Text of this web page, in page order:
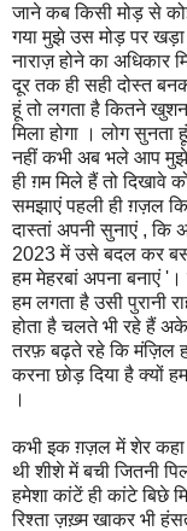
जाने कब किसी मोड़ से
गया मुझे उस मोड़ पर खड़ा
नाराज़ होने का अधिकार
दूर तक ही सही दोस्त
हूं तो लगता है कितने
मिला होगा । लोग
नहीं कभी अब भले आप मुझे
ही ग़म मिले हैं तो
समझाएं पहली ही ग़ज़ल
दास्तां अपनी सुनाएं , कि
2023 में उसे बदल कर बस
हम मेहरबां अपना बनाएं
हम लगता है उसी पुरानी
होता है चलते भी रहे हैं
तरफ़ बढ़ते रहे कि मंज़िल
करना छोड़ दिया है क्यों
।
कभी इक ग़ज़ल में शेर कहा
थी शीशे में बची जितनी
हमेशा कांटें ही कांटे बिछे
रिश्ता ज़ख़्म खाकर भी